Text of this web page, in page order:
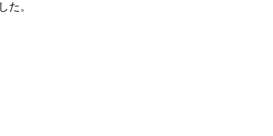
た。